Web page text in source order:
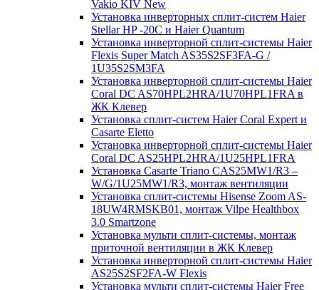
Vakio KIV New
Установка инверторных сплит-систем Haier
Stellar HP -20С и Haier Quantum
Установка инверторной сплит-системы Haier
Flexis Super Match AS35S2SF3FA-G /
1U35S2SM3FA
Установка инверторной сплит-системы Haier
Coral DC AS70HPL2HRA/1U70HPL1FRA в
ЖК Клевер
Установка сплит-систем Haier Coral Expert и
Casarte Eletto
Установка инверторной сплит-системы Haier
Coral DC AS25HPL2HRA/1U25HPL1FRA
Установка Casarte Triano CAS25MW1/R3 –
W/G/1U25MW1/R3, монтаж вентиляции
Установка сплит-системы Hisense Zoom AS-
18UW4RMSKB01, монтаж Vilpe Healthbox
3.0 Smartzone
Установка мульти сплит-системы, монтаж
приточной вентиляции в ЖК Клевер
Установка инверторной сплит-системы Haier
AS25S2SF2FA-W Flexis
Установка мульти сплит-системы Haier Free